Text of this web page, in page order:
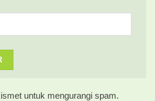
untuk mengurangi spam.